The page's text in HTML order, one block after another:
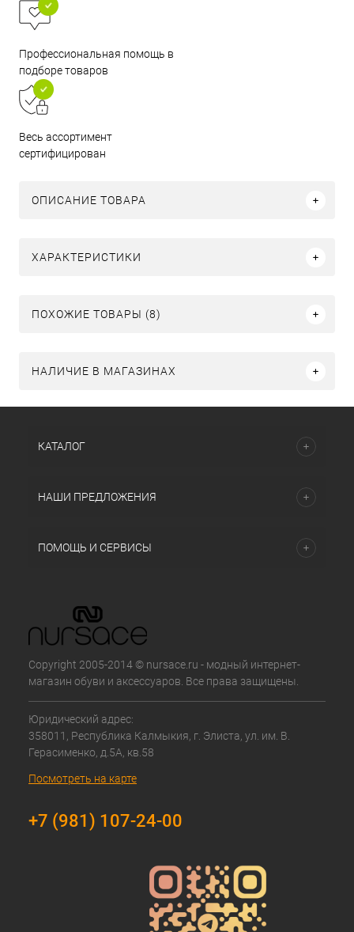
Профессиональная помощь в
подборе товаров
Весь ассортимент
сертифицирован
ОПИСАНИЕ ТОВАРА
ХАРАКТЕРИСТИКИ
ПОХОЖИЕ ТОВАРЫ (8)
НАЛИЧИЕ В МАГАЗИНАХ
КАТАЛОГ
НАШИ ПРЕДЛОЖЕНИЯ
ПОМОЩЬ И СЕРВИСЫ
Copyright 2005-2014 © nursace.ru - модный интернет-
магазин обуви и аксессуаров. Все права защищены.
Юридический адрес:
358011, Республика Калмыкия, г. Элиста, ул. им. В.
Герасименко, д.5А, кв.58
Посмотреть на карте
+7 (981) 107-24-00